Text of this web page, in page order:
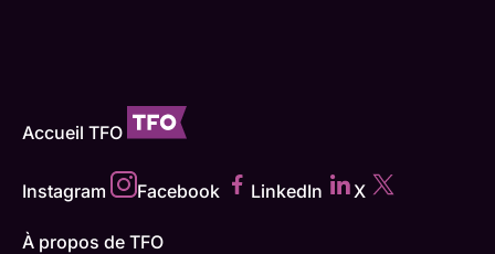
Accueil TFO
Instagram Facebook LinkedIn X
À propos de TFO